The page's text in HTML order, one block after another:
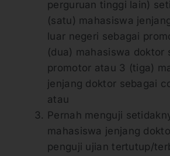
perguruan tinggi lain)
(satu) mahasiswa
luar negeri sebagai
(dua) mahasiswa doktor
promotor atau 3 (tiga)
jenjang doktor sebagai
atau
Pernah menguji
mahasiswa jenjang
penguji ujian tertutup/